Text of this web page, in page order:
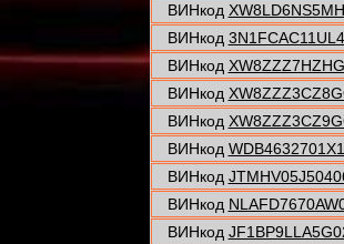
ВИНкод
ВИНкод
ВИНкод
ВИНкод
ВИНкод
ВИНкод
ВИНкод
ВИНкод
ВИНкод